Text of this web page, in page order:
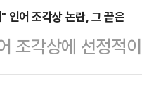
인어 조각상 논란, 그 끝은
조각상에 선정적
영국 가디언에 따